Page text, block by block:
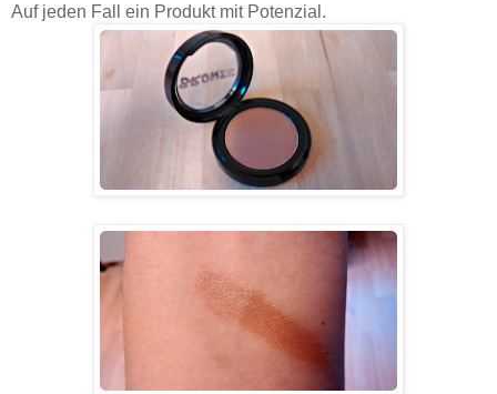
Auf jeden Fall ein Produkt mit Potenzial.